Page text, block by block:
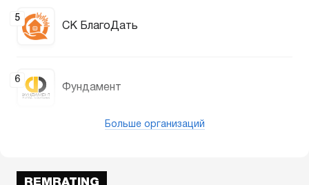
5
СК БлагоДать
6
Фундамент
Больше организаций
REMRATING